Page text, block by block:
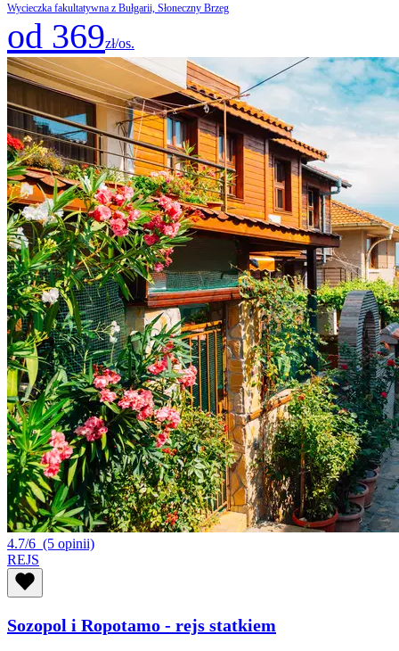
Wycieczka fakultatywna z Bułgarii, Słoneczny Brzeg
od 369zł/os.
4.7/6 (5 opinii)
REJS
Sozopol i Ropotamo - rejs statkiem